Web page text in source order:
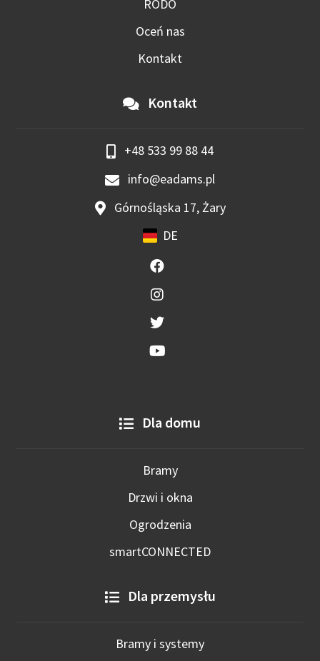
RODO
Oceń nas
Kontakt
Kontakt
+48 533 99 88 44
info@eadams.pl
Górnośląska 17, Żary
DE
Dla domu
Bramy
Drzwi i okna
Ogrodzenia
smartCONNECTED
Dla przemysłu
Bramy i systemy